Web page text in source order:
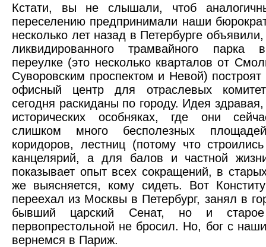
Кстати, вы не слышали, чтоб
переселению предпринимали наши
несколько лет назад в Петербурге
ликвидированного трамвайного парка
переулке (это несколько кварталов от
Суворовским проспектом и Невой)
офисный центр для отраслевых
сегодня раскиданы по городу. Идея
исторических особняках, где они
слишком много бесполезных
коридоров, лестниц (потому что
канцелярий, а для балов и частной
показывает опыт всех сокращений, в
же выясняется, кому сидеть. Вот
переехал из Москвы в Петербург, занял в
бывший царский Сенат, но и
первопрестольной не бросил. Но, бог с
вернемся в Париж.